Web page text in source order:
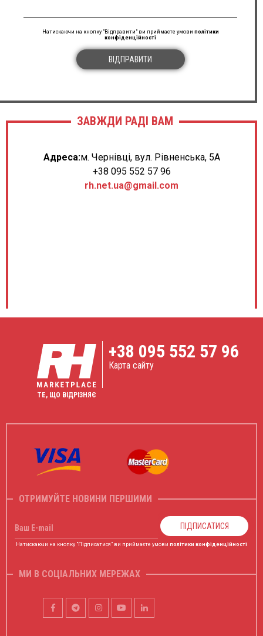
Натискаючи на кнопку "Відправити" ви приймаєте умови політики
конфіденційності
ВІДПРАВИТИ
ЗАВЖДИ РАДІ ВАМ
Адреса:м. Чернівці, вул. Рівненська, 5А
+38 095 552 57 96
rh.net.ua@gmail.com
ТЕ, ЩО ВІДРІЗНЯЄ
+38 095 552 57 96
Карта сайту
ОТРИМУЙТЕ НОВИНИ ПЕРШИМИ
Ваш E-mail ПІДПИСАТИСЯ
Натискаючи на кнопку "Підписатися" ви приймаєте умови політики конфіденційності
МИ В СОЦІАЛЬНИХ МЕРЕЖАХ